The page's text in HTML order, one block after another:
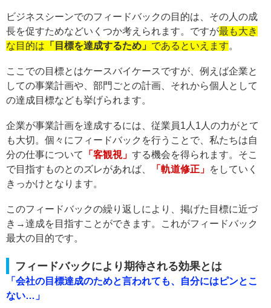
ビジネスシーンでのフィードバックの目的は、その人の成
長を促すためなどいくつか考えられます。ですが最も大き
な目的は 「目標を達成するため」 であるといえます。
ここでの目標とはケースバイケースですが、例えば企業と
しての事業計画や、部門ごとの計画、それから個人として
の達成目標なども挙げられます。
企業が事業計画を達成するには、従業員1人1人の力がとて
も大切。個々にフィードバックを行うことで、私たちは自
分の仕事について
「客観視」 する機会を得られます。そこ
で目指すものとのズレがあれば、
「軌道修正」 をしていく
きっかけとなります。
このフィードバックの繰り返しにより、掲げた目標に近づ
き→達成を目指すことができます。これがフィードバック
最大の目的です。
フィードバックにより期待される効果とは
「会社の目標達成のためと言われても、自分にはピンとこ
ない…」